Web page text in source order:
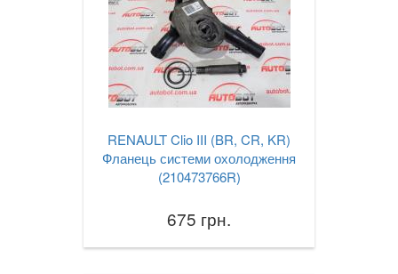
RENAULT Clio III (BR, CR, KR)
Фланець системи охолодження
(210473766R)
675 грн.